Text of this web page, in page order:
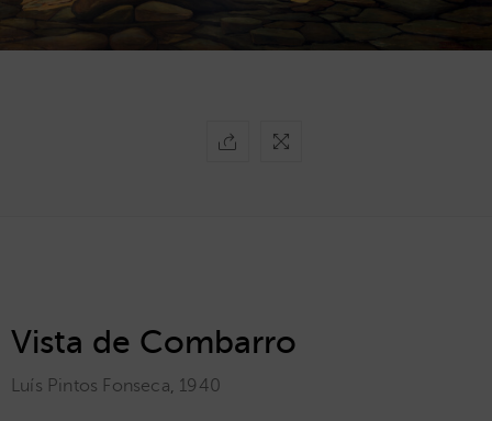
Vista de Combarro
Luís Pintos Fonseca, 1940